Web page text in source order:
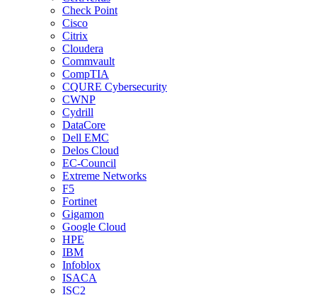
Check Point
Cisco
Citrix
Cloudera
Commvault
CompTIA
CQURE Cybersecurity
CWNP
Cydrill
DataCore
Dell EMC
Delos Cloud
EC-Council
Extreme Networks
F5
Fortinet
Gigamon
Google Cloud
HPE
IBM
Infoblox
ISACA
ISC2